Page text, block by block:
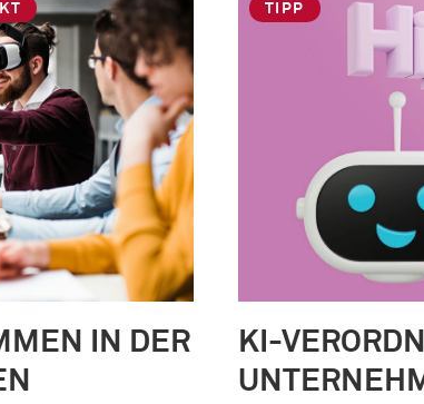
IN DER
TIPP
KI-